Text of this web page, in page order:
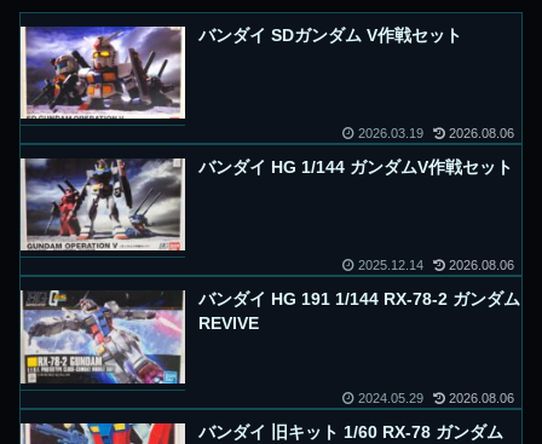
バンダイ SDガンダム V作戦セット
2026.03.19 2026.08.06
バンダイ HG 1/144 ガンダムV作戦セット
2025.12.14 2026.08.06
バンダイ HG 191 1/144 RX-78-2 ガンダム
REVIVE
2024.05.29 2026.08.06
バンダイ 旧キット 1/60 RX-78 ガンダム